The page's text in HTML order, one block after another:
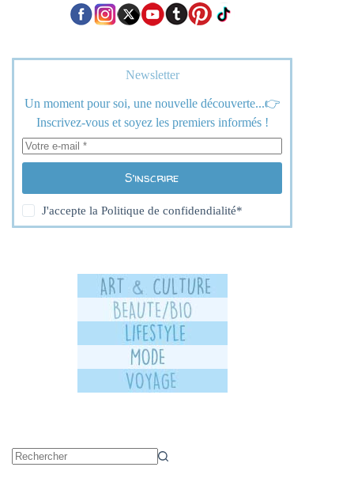
Newsletter
Un moment pour soi, une nouvelle découverte...👉
Inscrivez-vous et soyez les premiers informés !
S’inscrire
J'accepte laPolitique de confidendialité*